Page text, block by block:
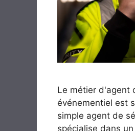
Le métier d'agent
événementiel est
simple agent de
spécialise dans